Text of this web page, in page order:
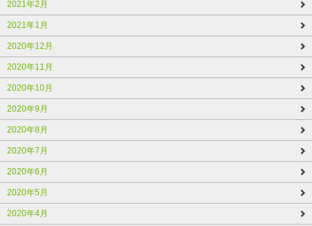
2021年2月
2021年1月
2020年12月
2020年11月
2020年10月
2020年9月
2020年8月
2020年7月
2020年6月
2020年5月
2020年4月